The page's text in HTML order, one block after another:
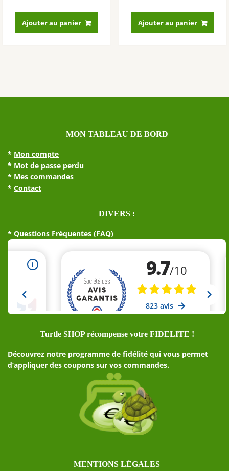
Ajouter au panier Ajouter au panier
MON TABLEAU DE BORD
* Mon compte
* Mot de passe perdu
* Mes commandes
* Contact
DIVERS :
* Questions Fréquentes (FAQ)
Turtle SHOP récompense votre FIDELITE !
Découvrez notre programme de fidélité qui vous permet
d’appliquer des coupons sur vos commandes.
MENTIONS LÉGALES